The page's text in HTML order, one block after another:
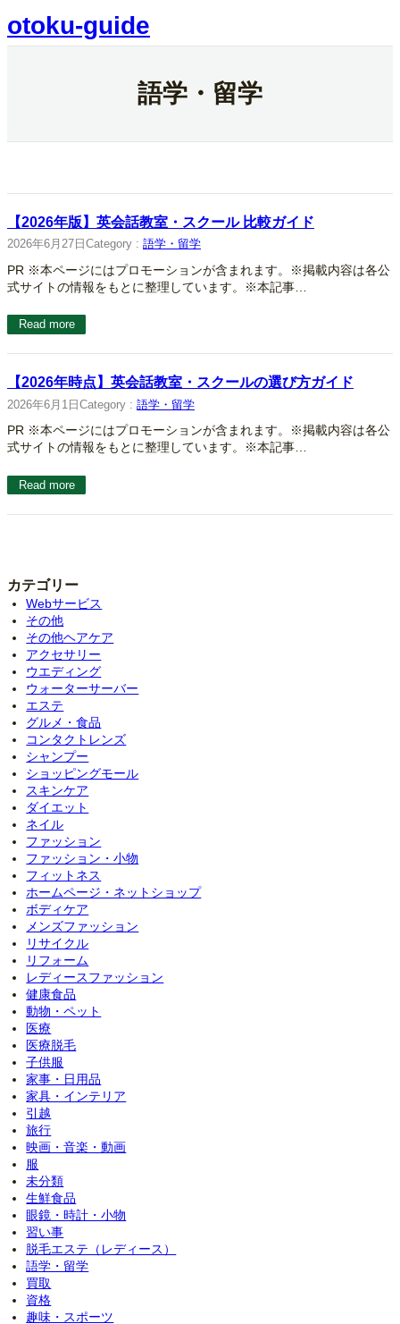
容
を
otoku-guide
語学・留学
【2026年版】英会話教室・スクール 比較ガイド
2026年6月27日 Category : 語学・留学
PR ※本ページにはプロモーションが含まれます。※掲載内容は各公
式サイトの情報をもとに整理しています。※本記事…
Read more
【2026年時点】英会話教室・スクールの選び方ガイド
2026年6月1日 Category : 語学・留学
PR ※本ページにはプロモーションが含まれます。※掲載内容は各公
式サイトの情報をもとに整理しています。※本記事…
Read more
カテゴリー
Webサービス
その他
その他ヘアケア
アクセサリー
ウエディング
ウォーターサーバー
エステ
グルメ・食品
コンタクトレンズ
シャンプー
ショッピングモール
スキンケア
ダイエット
ネイル
ファッション
ファッション・小物
フィットネス
ホームページ・ネットショップ
ボディケア
メンズファッション
リサイクル
リフォーム
レディースファッション
健康食品
動物・ペット
医療
医療脱毛
子供服
家事・日用品
家具・インテリア
引越
旅行
映画・音楽・動画
服
未分類
生鮮食品
眼鏡・時計・小物
習い事
脱毛エステ（レディース）
語学・留学
買取
資格
趣味・スポーツ